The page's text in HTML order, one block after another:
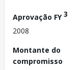
Aprovação FY3
2008
Montante do
compromisso